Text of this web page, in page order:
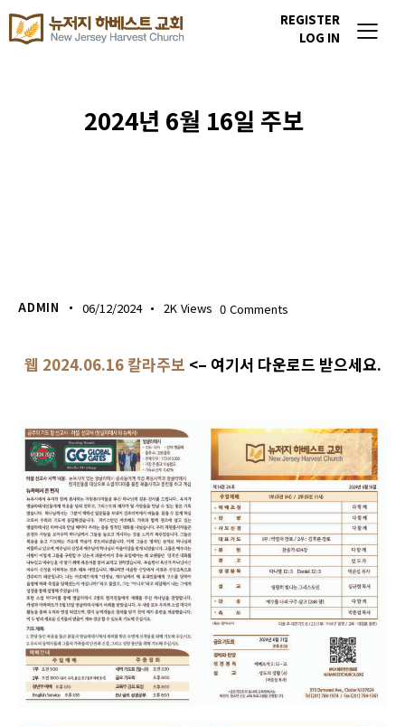
REGISTER
LOG IN
2024년 6월 16일 주보
ADMIN 06/12/2024 2K Views 0 Comments
웹 2024.06.16 칼라주보 <– 여기서 다운로드 받으세요.